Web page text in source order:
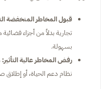
قبول المخاطر المنخفضة
تجارية بدلاً من أجزاء
بسهولة.
رفض المخاطر عالية التأثير:
نظام دعم الحياة، أو